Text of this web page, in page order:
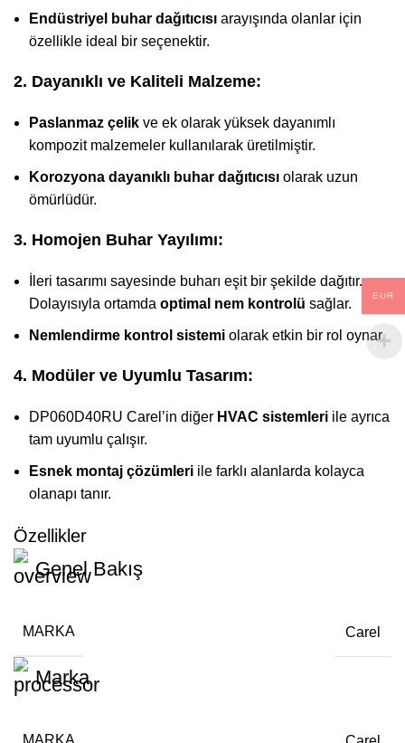
Endüstriyel buhar dağıtıcısı arayışında olanlar için
özellikle ideal bir seçenektir.
2. Dayanıklı ve Kaliteli Malzeme:
Paslanmaz çelik ve ek olarak yüksek dayanımlı
kompozit malzemeler kullanılarak üretilmiştir.
Korozyona dayanıklı buhar dağıtıcısı olarak uzun
ömürlüdür.
3. Homojen Buhar Yayılımı:
İleri tasarımı sayesinde buharı eşit bir şekilde dağıtır.
Dolayısıyla ortamda optimal nem kontrolü sağlar.
Nemlendirme kontrol sistemi olarak etkin bir rol oynar.
4. Modüler ve Uyumlu Tasarım:
DP060D40RU Carel’in diğer HVAC sistemleri ile ayrıca
tam uyumlu çalışır.
Esnek montaj çözümleri ile farklı alanlarda kolayca
olanapı tanır.
Özellikler
Genel Bakış
MARKA Carel
Marka
EUR